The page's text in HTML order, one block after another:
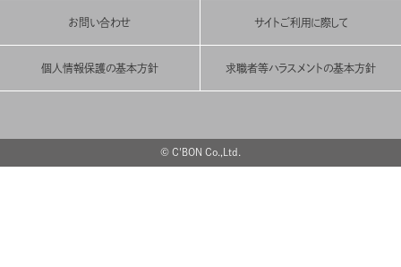
お問い合わせ サイトご利用に際して
個人情報保護の基本方針 求職者等ハラスメントの基本方針
© C'BON Co.,Ltd.